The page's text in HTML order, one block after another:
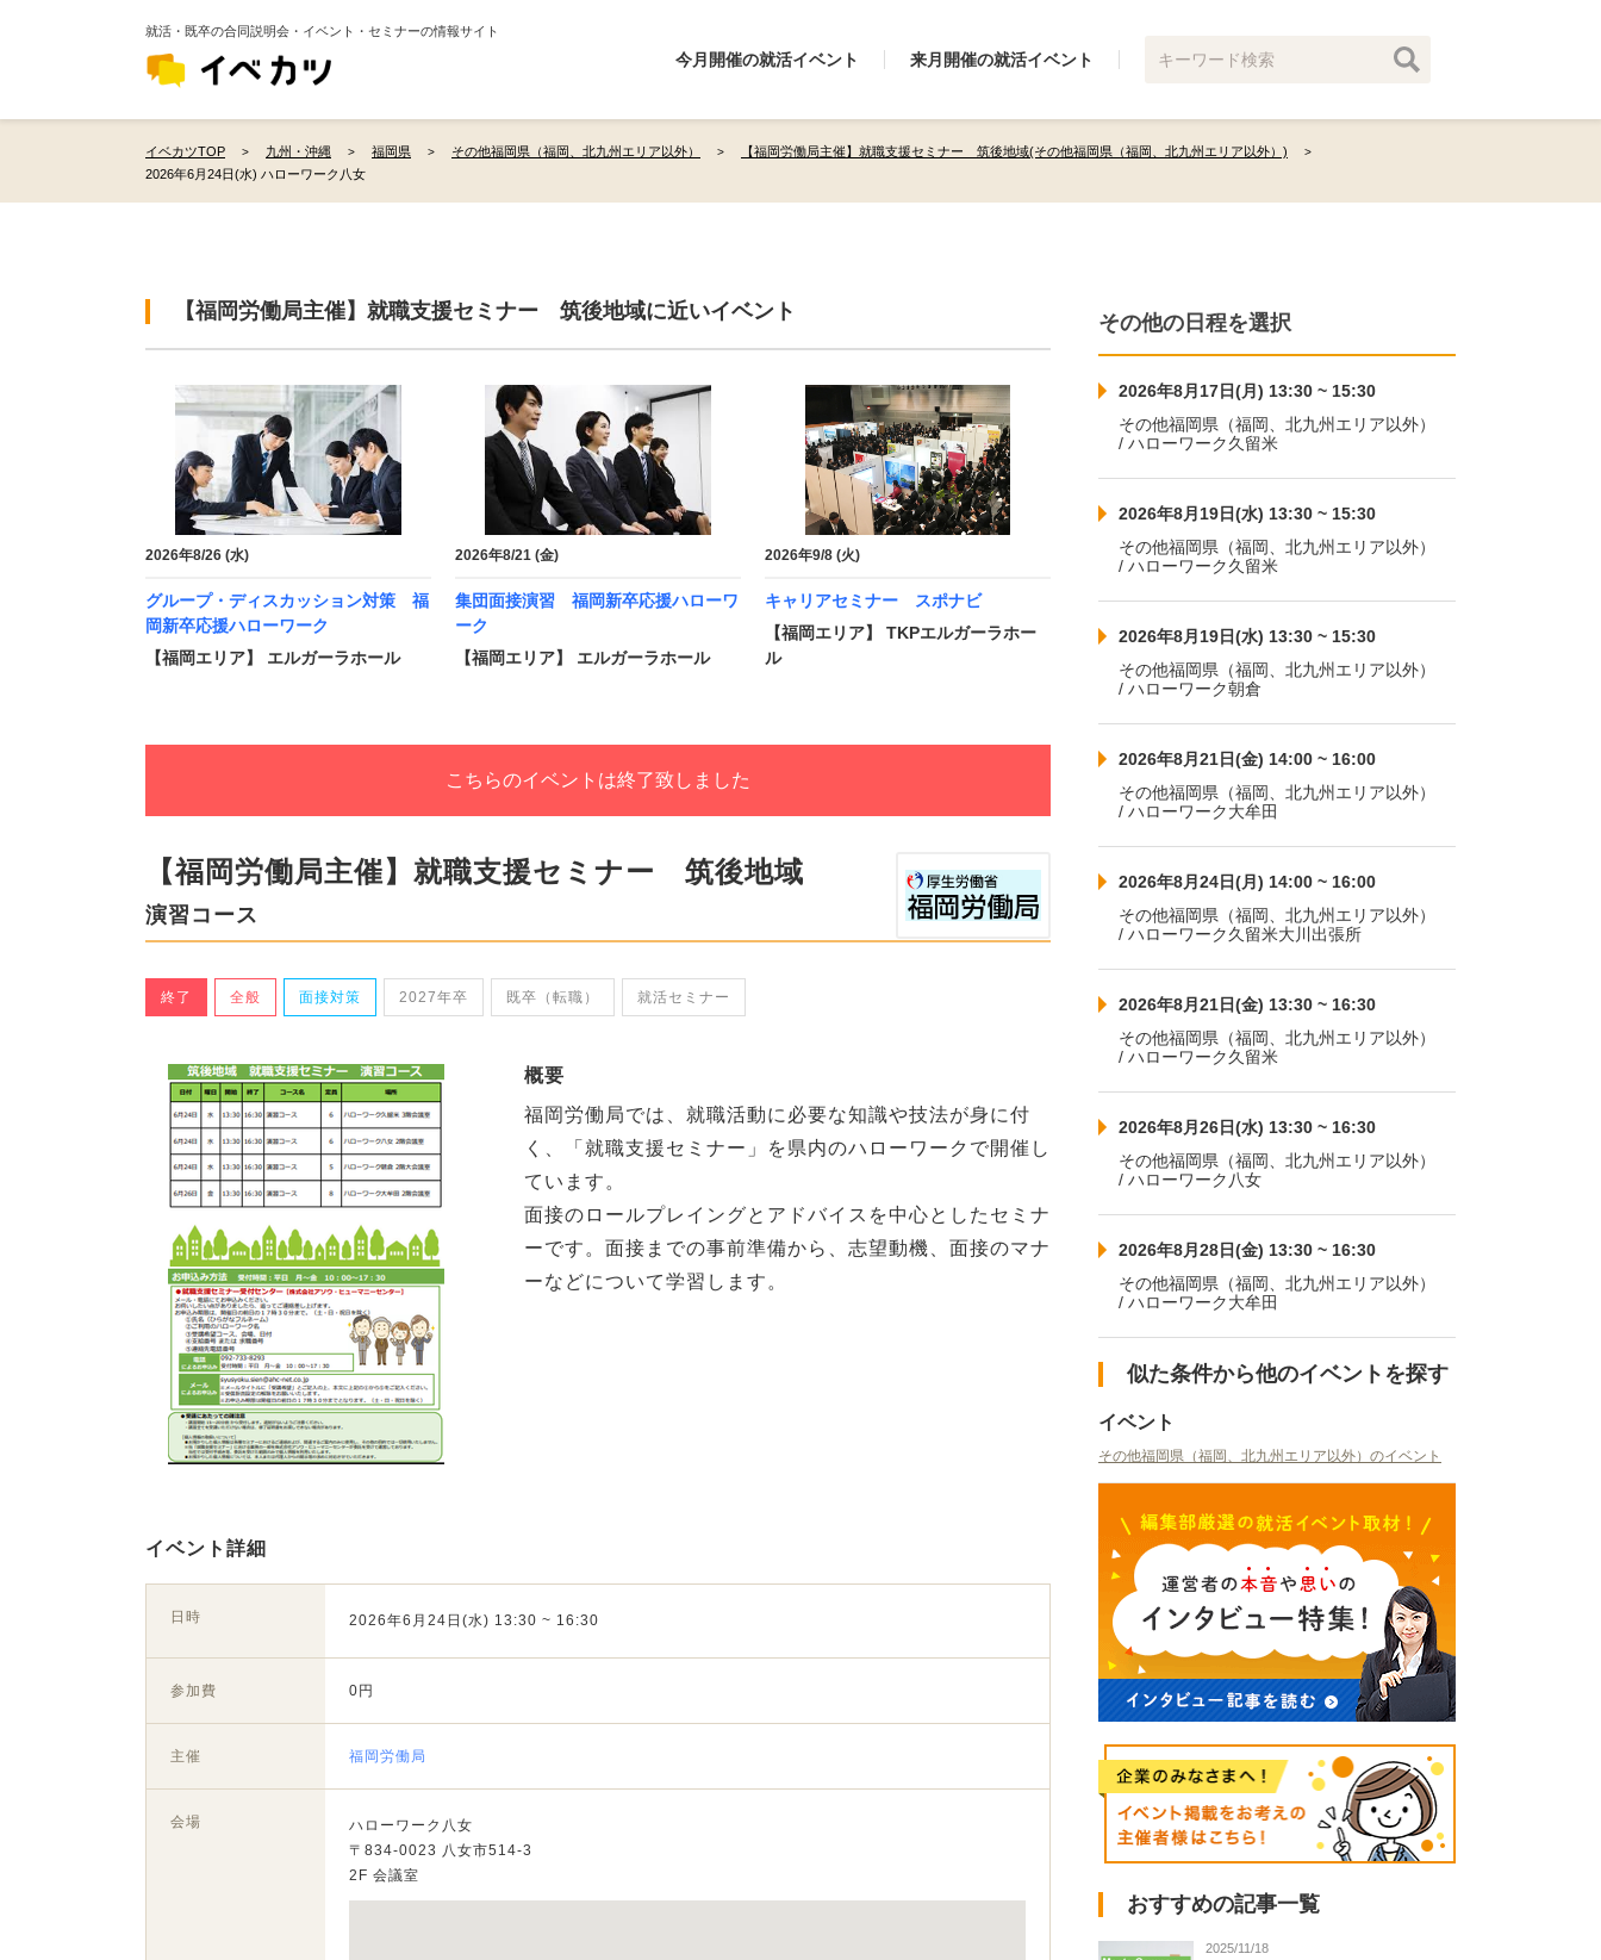
就活・既卒の合同説明会・イベント・セミナーの情報サイト
今月開催の就活イベント 来月開催の就活イベント
イベカツTOP 九州・沖縄 福岡県 その他福岡県（福岡、北九州エリア以外）
【福岡労働局主催】就職支援セミナー 筑後地域(その他福岡県（福岡、北九州エリア以外）)
2026年6月24日(水) ハローワーク八女
【福岡労働局主催】就職支援セミナー 筑後地域に近いイベント
2026年8/26 (水)
グループ・ディスカッション対策 福
岡新卒応援ハローワーク
【福岡エリア】 エルガーラホール
2026年8/21 (金)
集団面接演習 福岡新卒応援ハローワ
ーク
【福岡エリア】 エルガーラホール
2026年9/8 (火)
キャリアセミナー スポナビ
【福岡エリア】 TKPエルガーラホー
ル
こちらのイベントは終了致しました
【福岡労働局主催】就職支援セミナー 筑後地域
演習コース
終了 全般 面接対策 2027年卒 既卒（転職） 就活セミナー
概要
福岡労働局では、就職活動に必要な知識や技法が身に付
く、「就職支援セミナー」を県内のハローワークで開催し
ています。
面接のロールプレイングとアドバイスを中心としたセミナ
ーです。面接までの事前準備から、志望動機、面接のマナ
ーなどについて学習します。
イベント詳細
日時 2026年6月24日(水) 13:30 ~ 16:30
参加費 0円
主催 福岡労働局
会場
ハローワーク八女
〒834-0023 八女市514-3
2F 会議室
その他の日程を選択
2026年8月17日(月) 13:30 ~ 15:30
その他福岡県（福岡、北九州エリア以外）
/ ハローワーク久留米
2026年8月19日(水) 13:30 ~ 15:30
その他福岡県（福岡、北九州エリア以外）
/ ハローワーク久留米
2026年8月19日(水) 13:30 ~ 15:30
その他福岡県（福岡、北九州エリア以外）
/ ハローワーク朝倉
2026年8月21日(金) 14:00 ~ 16:00
その他福岡県（福岡、北九州エリア以外）
/ ハローワーク大牟田
2026年8月24日(月) 14:00 ~ 16:00
その他福岡県（福岡、北九州エリア以外）
/ ハローワーク久留米大川出張所
2026年8月21日(金) 13:30 ~ 16:30
その他福岡県（福岡、北九州エリア以外）
/ ハローワーク久留米
2026年8月26日(水) 13:30 ~ 16:30
その他福岡県（福岡、北九州エリア以外）
/ ハローワーク八女
2026年8月28日(金) 13:30 ~ 16:30
その他福岡県（福岡、北九州エリア以外）
/ ハローワーク大牟田
似た条件から他のイベントを探す
イベント
その他福岡県（福岡、北九州エリア以外）のイベント
おすすめの記事一覧
2025/11/18